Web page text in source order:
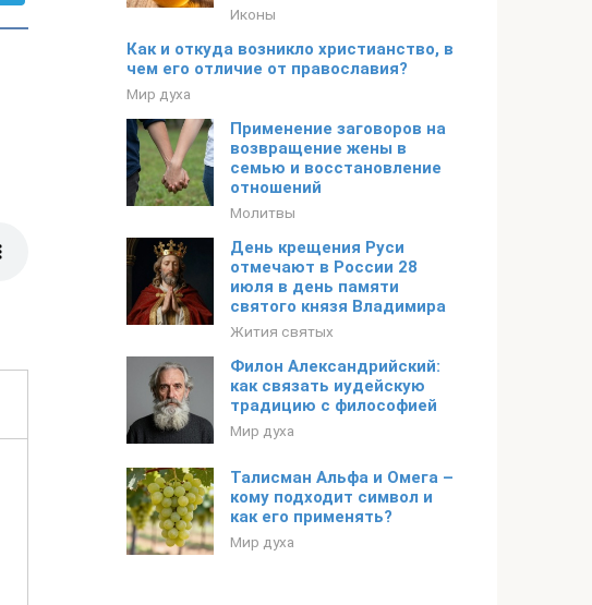
Иконы
Как и откуда возникло христианство, в
чем его отличие от православия?
Мир духа
Применение заговоров на
возвращение жены в
семью и восстановление
отношений
Молитвы
День крещения Руси
отмечают в России 28
июля в день памяти
святого князя Владимира
Жития святых
Филон Александрийский:
как связать иудейскую
традицию с философией
Мир духа
Талисман Альфа и Омега –
кому подходит символ и
как его применять?
Мир духа